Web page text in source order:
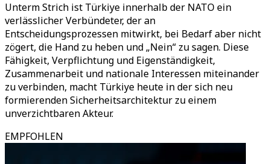
Unterm Strich ist Türkiye innerhalb der NATO ein
verlässlicher Verbündeter, der an
Entscheidungsprozessen mitwirkt, bei Bedarf aber nicht
zögert, die Hand zu heben und „Nein“ zu sagen. Diese
Fähigkeit, Verpflichtung und Eigenständigkeit,
Zusammenarbeit und nationale Interessen miteinander
zu verbinden, macht Türkiye heute in der sich neu
formierenden Sicherheitsarchitektur zu einem
unverzichtbaren Akteur.
EMPFOHLEN